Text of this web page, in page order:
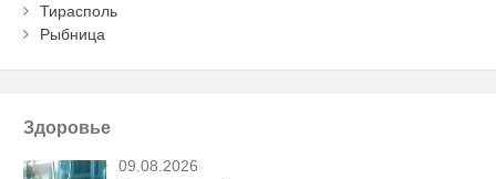
Тирасполь
Рыбница
Здоровье
09.08.2026